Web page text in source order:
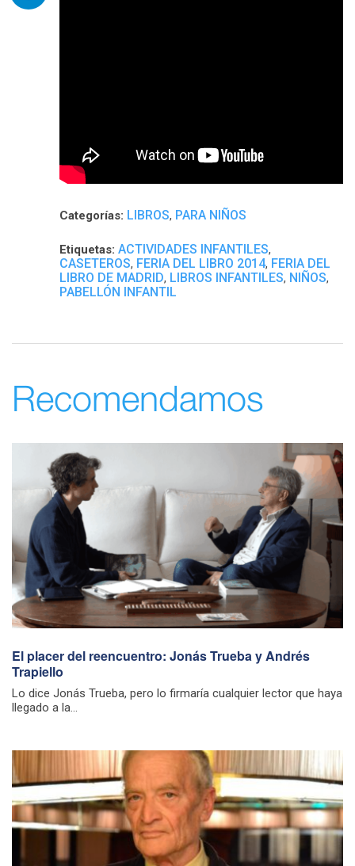
Categorías: LIBROS, PARA NIÑOS
Etiquetas: ACTIVIDADES INFANTILES,
CASETEROS, FERIA DEL LIBRO 2014, FERIA DEL
LIBRO DE MADRID, LIBROS INFANTILES, NIÑOS,
PABELLÓN INFANTIL
Recomendamos
El placer del reencuentro: Jonás Trueba y Andrés
Trapiello
Lo dice Jonás Trueba, pero lo firmaría cualquier lector que haya
llegado a la...